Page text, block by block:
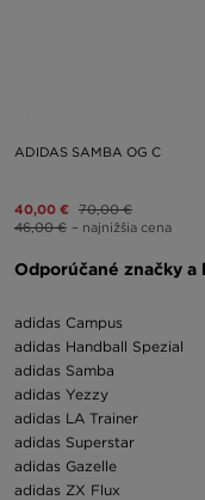
ADIDAS SAMBA OG C
40,00 € 70,00 €
46,00 € – najnižšia cena
Odporúčané značky a
adidas Campus
adidas Handball Spezial
adidas Samba
adidas Yezzy
adidas LA Trainer
adidas Superstar
adidas Gazelle
adidas ZX Flux